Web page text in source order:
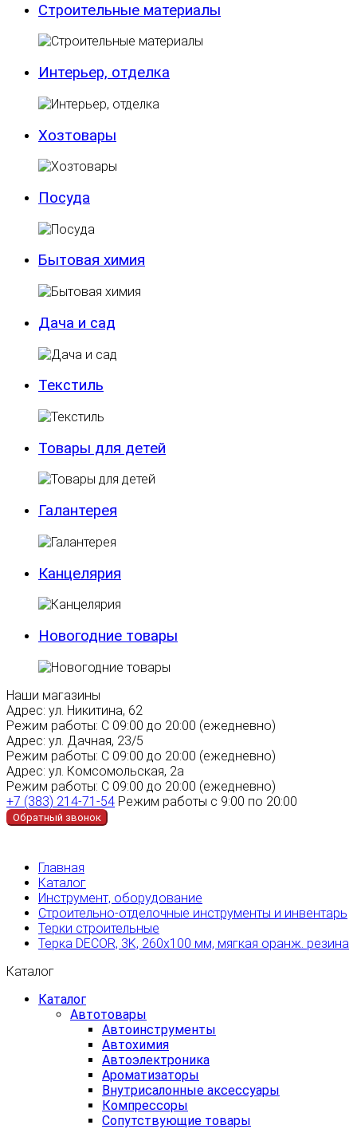
Строительные материалы
Интерьер, отделка
Хозтовары
Посуда
Бытовая химия
Дача и сад
Текстиль
Товары для детей
Галантерея
Канцелярия
Новогодние товары
Наши магазины
Адрес: ул. Никитина, 62
Режим работы: С 09:00 до 20:00 (ежедневно)
Адрес: ул. Дачная, 23/5
Режим работы: С 09:00 до 20:00 (ежедневно)
Адрес: ул. Комсомольская, 2а
Режим работы: С 09:00 до 20:00 (ежедневно)
+7 (383) 214-71-54 Режим работы с 9:00 по 20:00
Обратный звонок
Главная
Каталог
Инструмент, оборудование
Строительно-отделочные инструменты и инвентарь
Терки строительные
Терка DECOR, 3K, 260х100 мм, мягкая оранж. резина
Каталог
Каталог
Автотовары
Автоинструменты
Автохимия
Автоэлектроника
Ароматизаторы
Внутрисалонные аксессуары
Компрессоры
Сопутствующие товары